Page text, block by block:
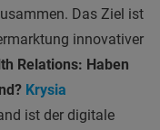
Das Ziel ist
innovativer
Relations: Haben
Krysia
ist der digitale